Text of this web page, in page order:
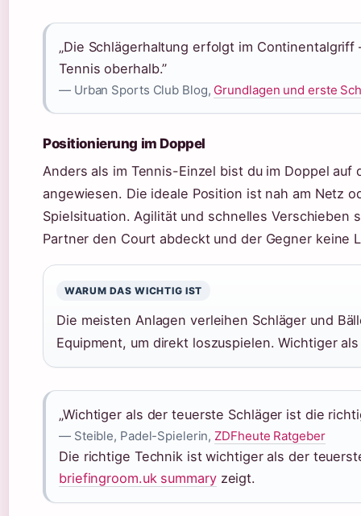
„Die Schlägerhaltung erfolgt im
Tennis oberhalb.”
— Urban Sports Club Blog, Grundlagen und erste
Positionierung im Doppel
Anders als im Tennis-Einzel bist du im Doppel auf
angewiesen. Die ideale Position ist nah am Netz
Spielsituation. Agilität und schnelles Verschieben
Partner den Court abdeckt und der Gegner keine
WARUM DAS WICHTIG IST
Die meisten Anlagen verleihen Schläger und
Equipment, um direkt loszuspielen. Wichtiger
„Wichtiger als der teuerste Schläger ist die
— Steible, Padel-Spielerin,ZDFheute Ratgeber
Die richtige Technik ist wichtiger als der
briefingroom.uk summaryzeigt.